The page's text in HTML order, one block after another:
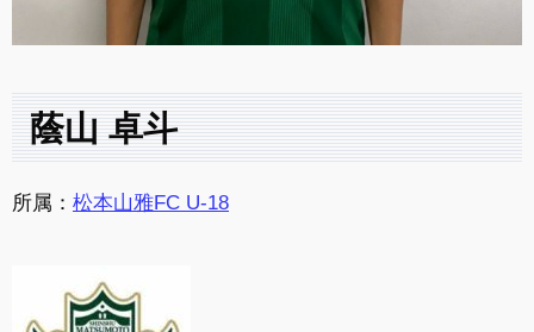
蔭山 卓斗
所属： 松本山雅FC U-18